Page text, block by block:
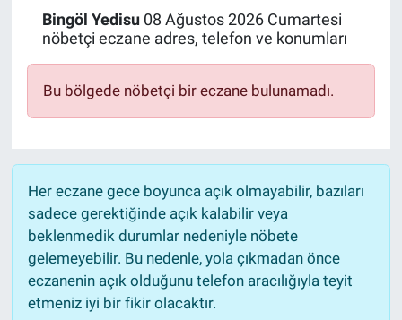
Bingöl Yedisu08 Ağustos 2026 Cumartesi
nöbetçi eczane adres, telefon ve konumları
Bu bölgede nöbetçi bir eczane bulunamadı.
Her eczane gece boyunca açık olmayabilir, bazıları
sadece gerektiğinde açık kalabilir veya
beklenmedik durumlar nedeniyle nöbete
gelemeyebilir. Bu nedenle, yola çıkmadan önce
eczanenin açık olduğunu telefon aracılığıyla teyit
etmeniz iyi bir fikir olacaktır.
Politika
Kütahya
Gezi
Genel
Çevre
Yerel